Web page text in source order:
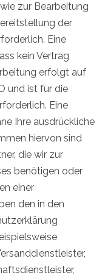
zur Bearbeitung
der
Eine
kein Vertrag
erfolgt auf
und ist für die
Eine
Ihre ausdrückliche
hiervon sind
die wir zur
benötigen oder
einer
den in den